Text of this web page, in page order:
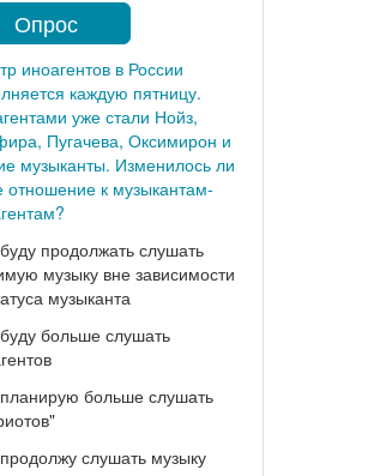
Опрос
иноагентов в России
каждую пятницу.
уже стали Нойз,
Пугачева, Оксимирон и
музыканты. Изменилось ли
отношение к музыкантам-
продолжать слушать
музыку вне зависимости
музыканта
больше слушать
больше слушать
слушать музыку